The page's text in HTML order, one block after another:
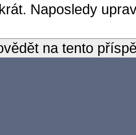
Naposledy
na tento